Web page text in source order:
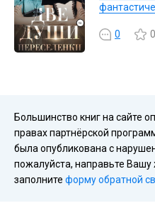
0 0
Большинство книг на сайте
правах партнёрской
была опубликована с
пожалуйста, направьте Вашу
заполните форму обратной